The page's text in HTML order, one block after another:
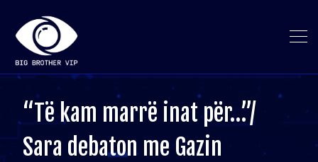
“Të kam marrë inat për…”/
Sara debaton me Gazin